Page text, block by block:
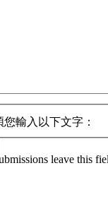
輸入以下文字：
leave this